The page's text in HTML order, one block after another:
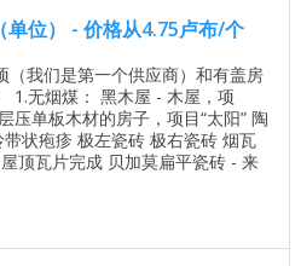
位） - 价格从4.75卢布/个
（我们是第一个供应商）和有盖房
1.无烟煤： 黑木屋 - 木屋，项
压单板木材的房子，项目“太阳” 陶
状疱疹 极左瓷砖 极右瓷砖 烟瓦
顶瓦片完成 贝加莫扁平瓷砖 - 来
事物 这种格式的瓷砖是高科技风